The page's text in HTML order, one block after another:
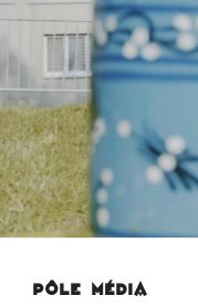
PÔLE MÉDIA